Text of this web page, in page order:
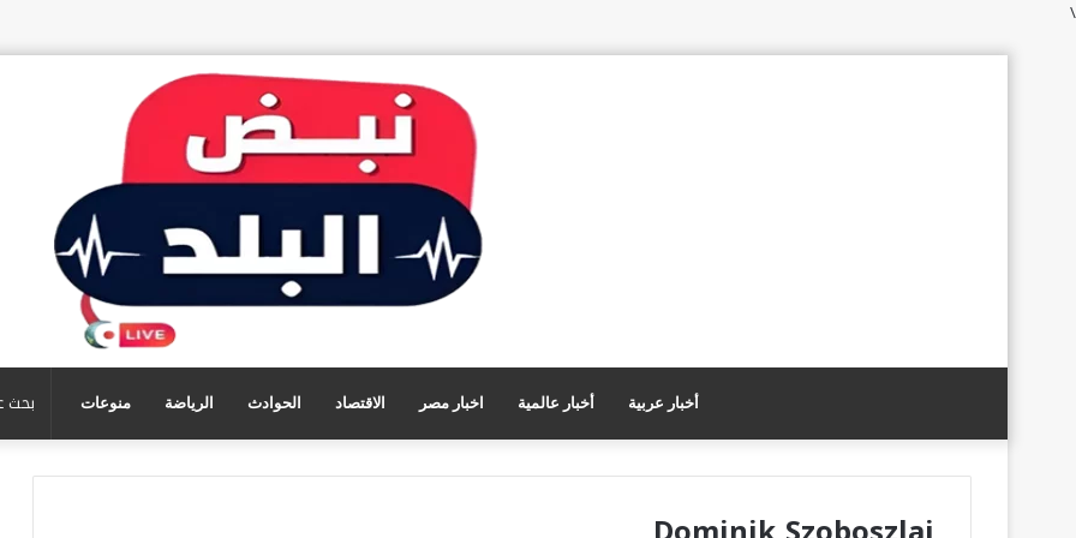
\
أخبار عربية أخبار عالمية اخبار مصر الاقتصاد الحوادث الرياضة منوعات